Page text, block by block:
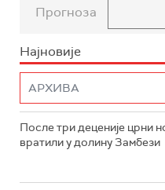
Прогноза
Најновије
После три деценије црни
вратили у долину Замбези